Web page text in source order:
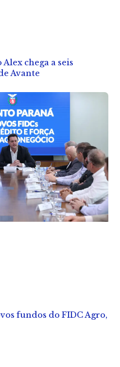
chega a seis
Avante
fundos do FIDC Agro,